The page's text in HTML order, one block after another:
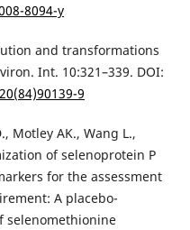
8094-y
and transformations
Int. 10:321–339. DOI:
9
Motley AK., Wang L.,
of selenoprotein P
for the assessment
A placebo-
selenomethionine